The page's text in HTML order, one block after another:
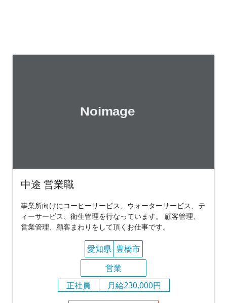
中途 営業職
事業所向けにコーヒーサービス、ウォーターサービス、テ
ィーサービス、衛生管理を行なっています。 顧客管理、
営業管理、顧客まわりをして頂くお仕事です。
愛知県 豊橋市
営業
正社員
月給230,000円